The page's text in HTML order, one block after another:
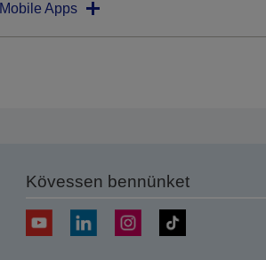
Mobile Apps
Kövessen bennünket